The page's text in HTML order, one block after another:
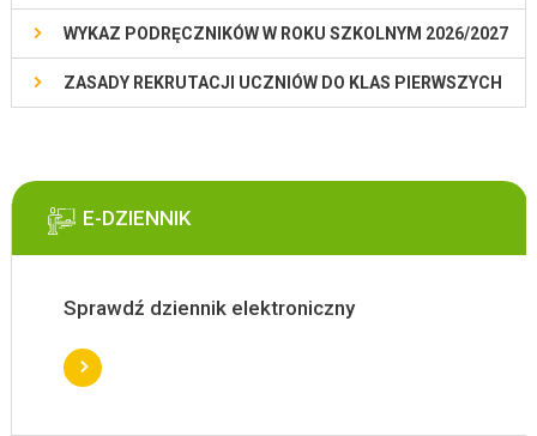
WYKAZ PODRĘCZNIKÓW W ROKU SZKOLNYM 2026/2027
ZASADY REKRUTACJI UCZNIÓW DO KLAS PIERWSZYCH
E-DZIENNIK
Sprawdź dziennik elektroniczny